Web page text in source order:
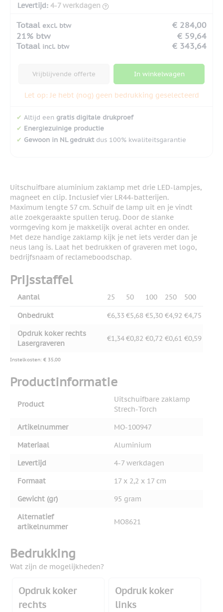
Levertijd: 4-7 werkdagen
Totaal excl. btw
€ 284,00
21% btw
€ 59,64
Totaal incl. btw € 343,64
Vrijblijvende offerte In winkelwagen
Let op: Je hebt (nog) geen bedrukking geselecteerd
✔ Altijd een gratis digitale drukproef
✔ Energiezuinige productie
✔ Gewoon in NL gedruktdus 100% kwaliteitsgarantie
Uitschuifbare aluminium zaklamp met drie LED-lampjes,
magneet en clip. Inclusief vier LR44-batterijen.
Maximum lengte 57 cm. Schuif de lamp uit en je vindt
alle zoekgeraakte spullen terug. Door de slanke
vormgeving kom je makkelijk overal achter en onder.
Met deze handige zaklamp kijk je net iets verder dan je
neus lang is. Laat het bedrukken of graveren met logo,
bedrijfsnaam of reclameboodschap.
Prijsstaffel
Aantal 25 50 100 250 500
Onbedrukt €6,33 €5,68 €5,30 €4,92 €4,75
Opdruk koker rechts
Lasergraveren
€1,34€0,82 €0,72 €0,61 €0,59
Instelkosten: € 35,00
Productinformatie
Product
Uitschuifbare zaklamp
Strech-Torch
Artikelnummer
MO-100947
Materiaal
Aluminium
Levertijd
4-7 werkdagen
Formaat
17 x 2,2 x 17 cm
Gewicht (gr)
95 gram
Alternatief
artikelnummer
MO8621
Bedrukking
Wat zijn de mogelijkheden?
Opdruk koker
rechts
Opdruk koker
links